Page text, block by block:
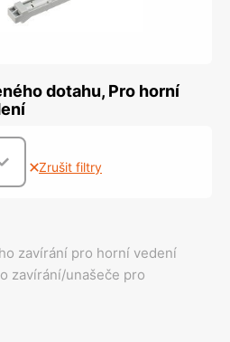
dotahu, Pro horní
Zrušit filtry
zavírání pro horní vedení
zavírání/unašeče pro